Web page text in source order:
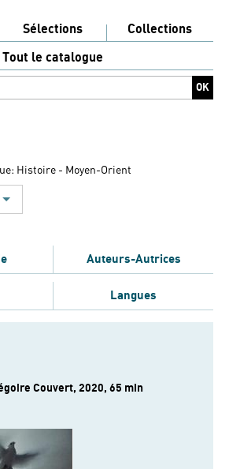
Sélections
Collections
Tout le catalogue
Histoire - Moyen-Orient
Auteurs-Autrices
Langues
Couvert, 2020, 65 min